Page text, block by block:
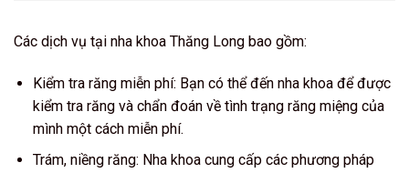
Các dịch vụ tại nha khoa Thăng Long bao gồm:
Kiểm tra răng miễn phí: Bạn có thể đến nha khoa để được
kiểm tra răng và chẩn đoán về tình trạng răng miệng của
mình một cách miễn phí.
Trám, niềng răng: Nha khoa cung cấp các phương pháp